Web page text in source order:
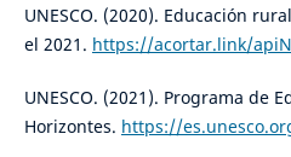
UNESCO. (2020). Educación
el 2021. https://acortar.link/
UNESCO. (2021). Programa de
Horizontes. https://